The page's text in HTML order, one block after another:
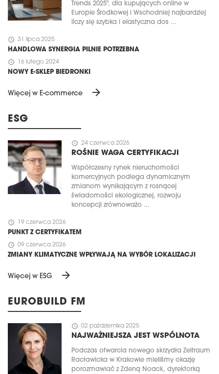
Trends 2025", dla kupujących online w
Europie Środkowej i Wschodniej najbardziej
liczy się szybka i elastyczna dos ...
schedule 31 lipca 2025
HANDLOWA SYNERGIA PILNIE POTRZEBNA
schedule 16 lutego 2024
NOWY E-SKLEP BIEDRONKI
Więcej w E-commerce arrow_forward
ESG
schedule 24 czerwca 2026
ROŚNIE WAGA CERTYFIKACJI
Współczesny rynek nieruchomości
komercyjnych podlega dynamicznym
zmianom wynikającym z rosnącej
świadomości ekologicznej, rozwoju
koncepcji zrównoważo ...
schedule 19 czerwca 2026
PUNKT Z CERTYFIKATEM
schedule 09 czerwca 2026
ZMIANY KLIMATYCZNE WPŁYWAJĄ NA WYBÓR LOKALIZACJI
Więcej w ESG arrow_forward
EUROBUILD FM
schedule 02 października 2025
NAJWAŻNIEJSZA JEST WSPÓLNOTA
Podczas otwarcia nowego skrzydła Zeitraum
Racławicka w Krakowie mieliśmy okazję
porozmawiać z Zdeną Noack, dyrektorką